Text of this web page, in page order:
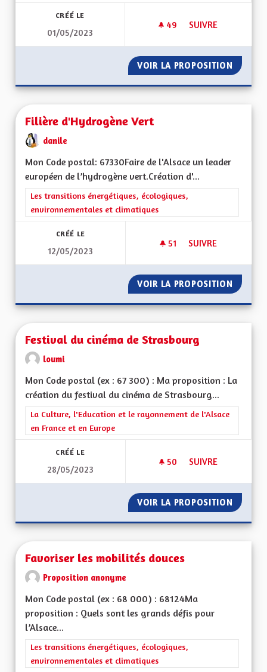
CRÉÉ LE
01/05/2023
49 49 ABONNÉS
SUIVRE
VOIR LA PROPOSITION
Filière d'Hydrogène Vert
danile
Mon Code postal: 67330Faire de l'Alsace un leader
européen de l’hydrogène vert.Création d'...
Filtrer les résultats de la catégorie : Les transitions
Les transitions énergétiques, écologiques,
environnementales et climatiques
CRÉÉ LE
12/05/2023
51 51 ABONNÉS
SUIVRE
VOIR LA PROPOSITION
Festival du cinéma de Strasbourg
loumi
Mon Code postal (ex : 67 300) : Ma proposition : La
création du festival du cinéma de Strasbourg...
Filtrer les résultats de la catégorie : La Culture, l'Education et
La Culture, l'Education et le rayonnement de l'Alsace
en France et en Europe
CRÉÉ LE
28/05/2023
50 50 ABONNÉS
SUIVRE
VOIR LA PROPOSITION
Favoriser les mobilités douces
Proposition anonyme
Mon Code postal (ex : 68 000) : 68124Ma
proposition : Quels sont les grands défis pour
l’Alsace...
Filtrer les résultats de la catégorie : Les transitions
Les transitions énergétiques, écologiques,
environnementales et climatiques